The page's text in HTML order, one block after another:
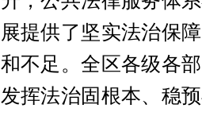
展提供了坚实法治保
和不足。全区各级各
发挥法治固根本、稳